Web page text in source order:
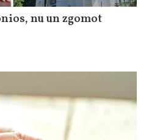
nu un zgomot